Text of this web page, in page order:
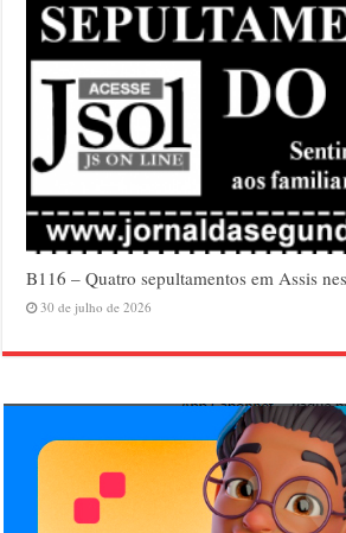
B116 – Quatro sepultamentos em Assis
30 de julho de 2026